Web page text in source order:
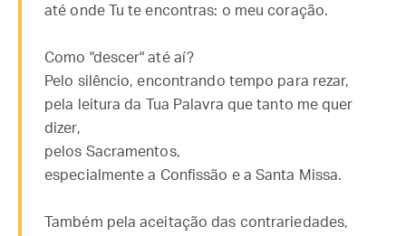
até onde Tu te encontras: o meu coração.
Como "descer" até aí?
Pelo silêncio, encontrando tempo para rezar,
pela leitura da Tua Palavra que tanto me quer
dizer,
pelos Sacramentos,
especialmente a Confissão e a Santa Missa.
Também pela aceitação das contrariedades,